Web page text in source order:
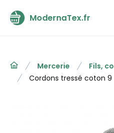
ModernaTex.fr
Mercerie Fils,
Cordons tressé coton